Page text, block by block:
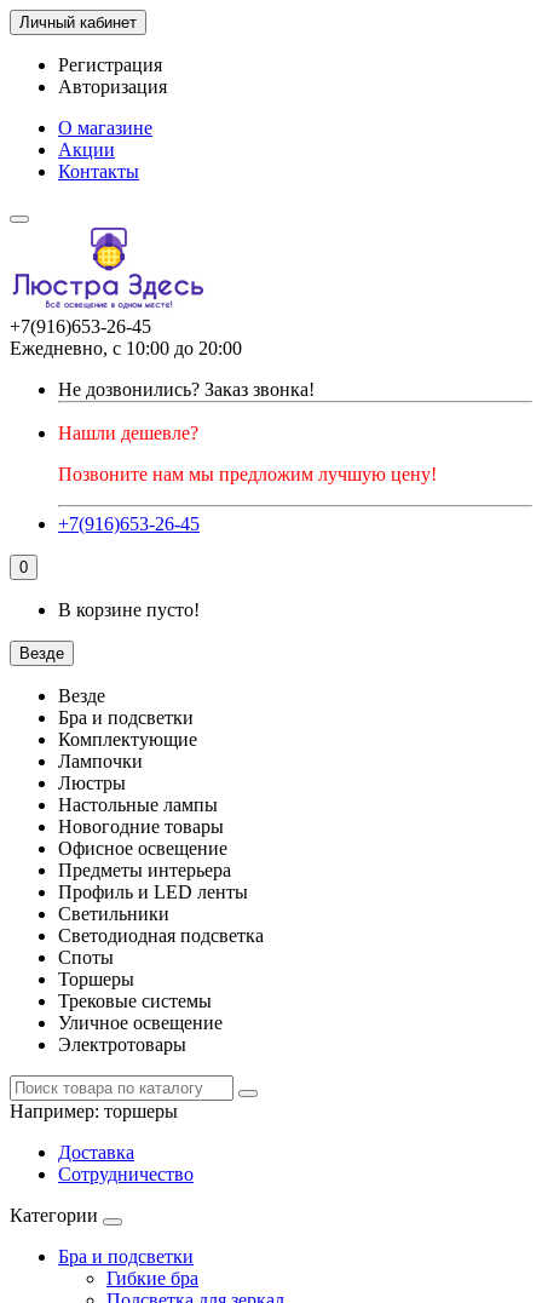
Личный кабинет
Регистрация
Авторизация
О магазине
Акции
Контакты
+7(916)653-26-45
Ежедневно, с 10:00 до 20:00
Не дозвонились? Заказ звонка!
Нашли дешевле?
Позвоните нам мы предложим лучшую цену!
+7(916)653-26-45
0
В корзине пусто!
Везде
Везде
Бра и подсветки
Комплектующие
Лампочки
Люстры
Настольные лампы
Новогодние товары
Офисное освещение
Предметы интерьера
Профиль и LED ленты
Светильники
Светодиодная подсветка
Споты
Торшеры
Трековые системы
Уличное освещение
Электротовары
Например: торшеры
Доставка
Сотрудничество
Категории
Бра и подсветки
Гибкие бра